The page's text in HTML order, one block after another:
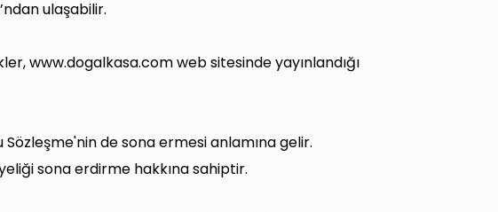
ulaşabilir.
www.dogalkasa.com web sitesinde yayınlandığı
de sona ermesi anlamına gelir.
sona erdirme hakkına sahiptir.